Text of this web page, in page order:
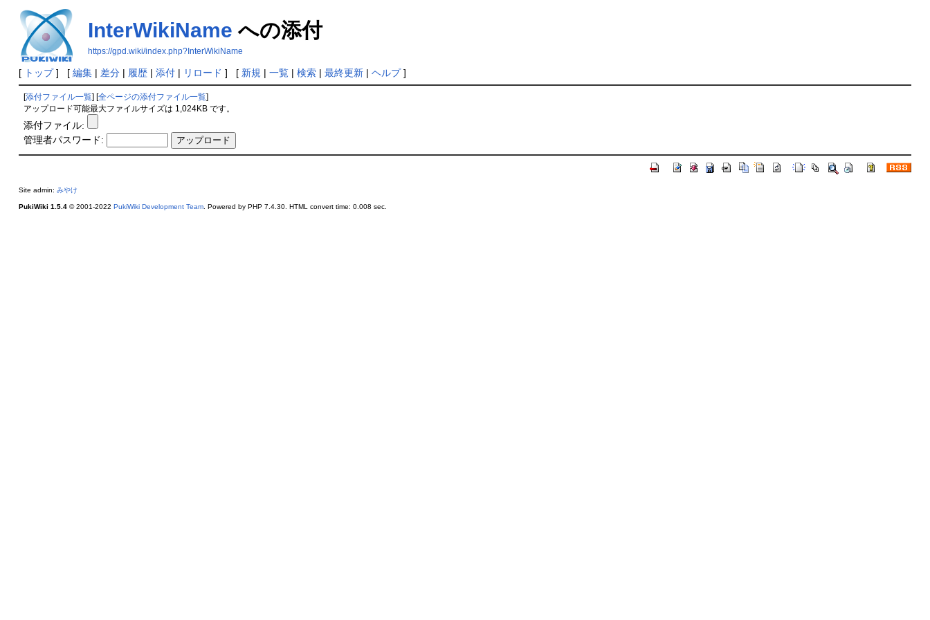
InterWikiName への添付
https://gpd.wiki/index.php?InterWikiName
[ トップ] [ 編集| 差分| 履歴| 添付| リロード ] [ 新規 | 一覧| 検索| 最終更新| ヘルプ]
[添付ファイル一覧 ] [全ページの添付ファイル一覧
アップロード可能最大ファイルサイズは 1,024KB です。
添付ファイル:
管理者パスワード:
Site admin: みやけ
PukiWiki 1.5.4© 2001-2022 PukiWiki Development Team. Powered by PHP 7.4.30. HTML convert time: 0.008 sec.